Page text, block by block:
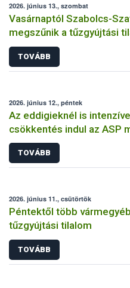
2026. június 13., szombat
Vasárnaptól Szabolcs-
megszűnik a tűzgyújtási
TOVÁBB
2026. június 12., péntek
Az eddigieknél is
csökkentés indul az ASP
TOVÁBB
2026. június 11., csütörtök
Péntektől több
tűzgyújtási tilalom
TOVÁBB